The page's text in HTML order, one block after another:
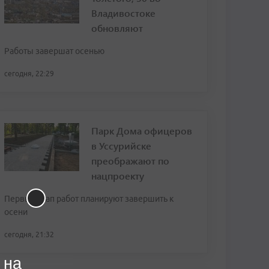
Владивостоке
обновляют
Работы завершат осенью
сегодня, 22:29
Парк Дома офицеров
в Уссурийске
преображают по
нацпроекту
Первый этап работ планируют завершить к
осени
сегодня, 21:32